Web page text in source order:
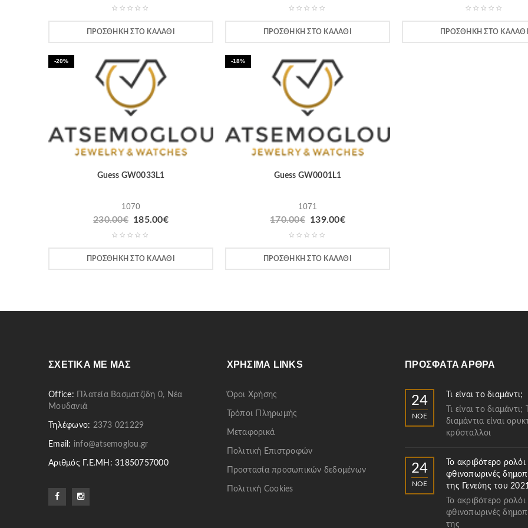
ΠΡΟΣΘΉΚΗ ΣΤΟ ΚΑΛΆΘΙ ΠΡΟΣΘΉΚΗ ΣΤΟ ΚΑΛΆΘΙ ΠΡΟΣΘΉΚΗ ΣΤΟ ΚΑΛΆΘΙ
-20%
Guess GW0033L1
1070
230.00€ 185.00€
ΠΡΟΣΘΉΚΗ ΣΤΟ ΚΑΛΆΘΙ
-18%
Guess GW0001L1
1071
170.00€ 139.00€
ΠΡΟΣΘΉΚΗ ΣΤΟ ΚΑΛΆΘΙ
ΣΧΕΤΙΚΆ ΜΕ ΜΑΣ
Office:
Πλατεία Βασματζίδη 0, Νέα
Μουδανιά
Τηλέφωνο: 2373 021229
Email: info@atsemoglou.gr
Αριθμός Γ.Ε.ΜΗ: 31850757000
ΧΡΉΣΙΜΑ LINKS
Όροι Χρήσης
Τρόποι Πληρωμής
Μεταφορικά
Πολιτική Επιστροφών
Προστασία προσωπικών δεδομένων
Πολιτική Cookies
ΠΡΌΣΦΑΤΑ ΆΡΘΡΑ
24
ΝΟΈ
Τι είναι το διαμάντι;
Τι είναι το διαμάντι;
διαμάντια είναι
κρύσταλλοι
24
ΝΟΈ
Το ακριβότερο
φθινοπωρινές
της Γενεύης του
Το ακριβότερο
φθινοπωρινές
της